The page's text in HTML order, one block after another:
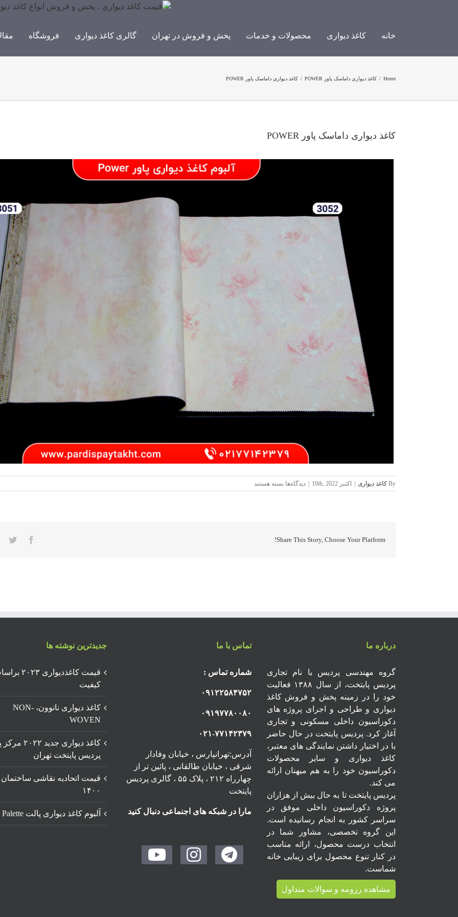
خانه کاغذ دیواری محصولات و خدمات پخش و فروش در تهران گالری کاغذ دیواری فروشگاه
Home
/ کاغذ دیواری داماسک پاور POWER / کاغذ دیواری داماسک پاور POWER
کاغذ دیواری داماسک پاور POWER
By کاغذ دیواری | اکتبر 10th, 2022 | دیدگاه‌ها برای
کاغذ
بسته هستند
Share This Story, Choose Your Platform!
درباره ما
گروه مهندسی پردیس با نام تجاری
پردیس پایتخت، از سال ۱۳۸۸ فعالیت
خود را در زمینه پخش و فروش کاغذ
دیواری و طراحی و اجرای پروژه های
دکوراسیون داخلی مسکونی و تجاری
آغاز کرد. پردیس پایتخت در حال حاضر
با در اختیار داشتن نمایندگی های معتبر،
کاغذ دیواری و سایر محصولات
دکوراسیون خود را به هم میهنان ارائه
می کند.
پردیس پایتخت تا به حال بیش از هزاران
پروژه دکوراسیون داخلی موفق در
سراسر کشور به انجام رسانیده است.
این گروه تخصصی، مشاور شما در
انتخاب درست محصول، ارائه مناسب
در کنار تنوع محصول برای زیبایی خانه
شماست.
مشاهده رزومه و سوالات متداول
تماس با ما
شماره تماس :
۰۹۱۲۲۵۸۴۷۵۲
۰۹۱۹۷۷۸۰۰۸۰
۰۲۱-۷۷۱۴۲۳۷۹
آدرس:تهرانپارس ، خیابان وفادار
شرقی ، خیابان طالقانی ، پائین تر از
چهارراه ۲۱۲ ، پلاک ۵۵ ، گالری پردیس
پایتخت
مارا در شبکه های اجنماعی دنبال کنید
جدیدترین نوشته ها
قیمت کاغذدیواری
کیفیت
کاغذ دیواری نانوون، NON-
WOVEN
کاغذ دیواری
پردیس پایتخت تهران
قیمت اتحادیه نقاشی ساختمان
۱۴۰۰
آلبوم کاغذ دیواری پالت Palette